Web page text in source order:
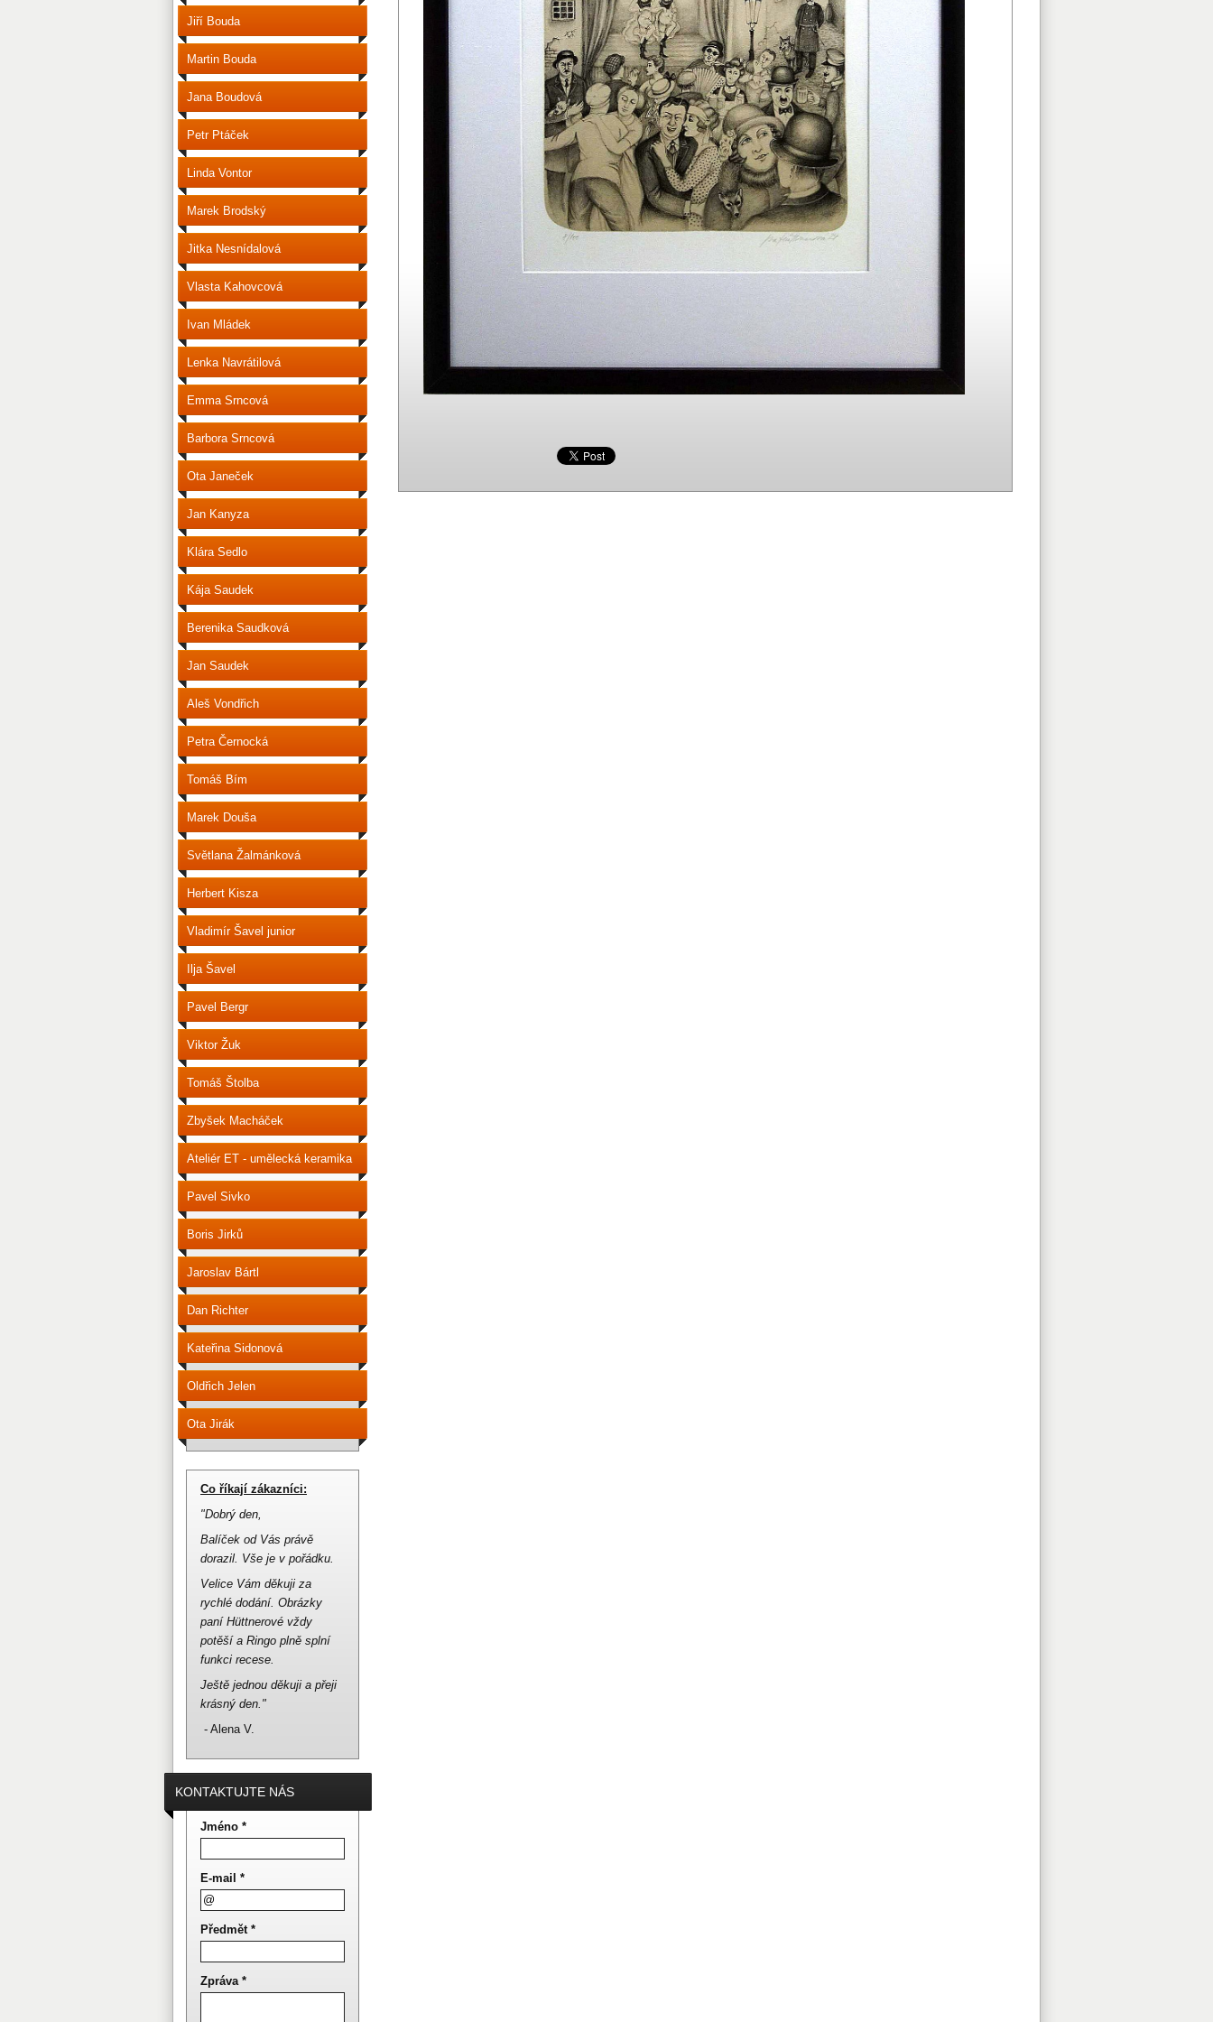
Jiří Bouda
Martin Bouda
Jana Boudová
Petr Ptáček
Linda Vontor
Marek Brodský
Jitka Nesnídalová
Vlasta Kahovcová
Ivan Mládek
Lenka Navrátilová
Emma Srncová
Barbora Srncová
Ota Janeček
Jan Kanyza
Klára Sedlo
Kája Saudek
Berenika Saudková
Jan Saudek
Aleš Vondřich
Petra Černocká
Tomáš Bím
Marek Douša
Světlana Žalmánková
Herbert Kisza
Vladimír Šavel junior
Ilja Šavel
Pavel Bergr
Viktor Žuk
Tomáš Štolba
Zbyšek Macháček
Ateliér ET - umělecká keramika
Pavel Sivko
Boris Jirků
Jaroslav Bártl
Dan Richter
Kateřina Sidonová
Oldřich Jelen
Ota Jirák
Co říkají zákazníci:
"Dobrý den,
Balíček od Vás právě
dorazil. Vše je v pořádku.
Velice Vám děkuji za
rychlé dodání. Obrázky
paní Hüttnerové vždy
potěší a Ringo plně splní
funkci recese.
Ještě jednou děkuji a přeji
krásný den."
- Alena V.
KONTAKTUJTE NÁS
Jméno *
E-mail *
Předmět *
Zpráva *